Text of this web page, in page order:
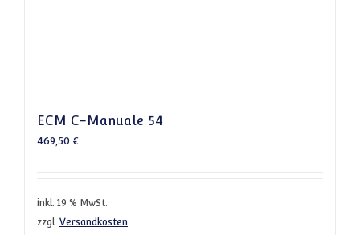
ECM C-Manuale 54
469,50 €
inkl. 19 % MwSt.
zzgl. Versandkosten